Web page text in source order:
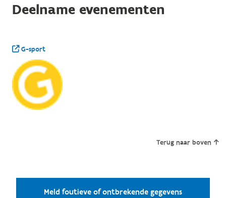
Deelname evenementen
G-sport
Terug naar boven
Meld foutieve of ontbrekende gegevens